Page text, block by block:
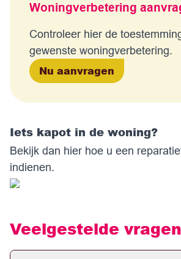
Woningverbetering
Controleer hier de
gewenste woningverbetering.
Nu aanvragen
Iets kapot in de woning?
Bekijk dan hier hoe u een
indienen.
Veelgestelde vragen